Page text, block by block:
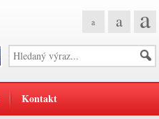
a a a
Kontakt